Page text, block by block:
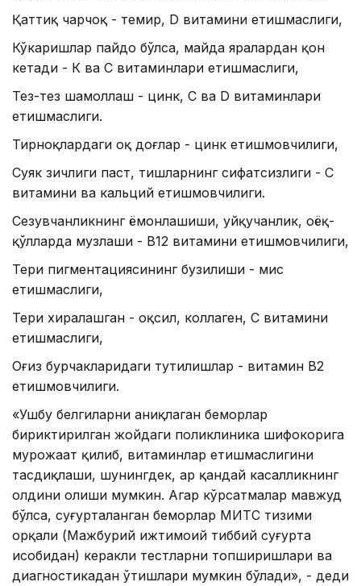
Қаттиқ чарчоқ - темир, D витамини етишмаслиги,
Кўкаришлар пайдо бўлса, майда яралардан қон
кетади - К ва C витаминлари етишмаслиги,
Тез-тез шамоллаш - цинк, C ва D витаминлари
етишмаслиги.
Тирноқлардаги оқ доғлар - цинк етишмовчилиги,
Суяк зичлиги паст, тишларнинг сифатсизлиги - С
витамини ва кальций етишмовчилиги.
Сезувчанликнинг ёмонлашиши, уйқучанлик, оёқ-
қўлларда музлаши - B12 витамини етишмовчилиги,
Тери пигментациясининг бузилиши - мис
етишмаслиги,
Тери хиралашган - оқсил, коллаген, С витамини
етишмаслиги,
Оғиз бурчакларидаги тутилишлар - витамин B2
етишмовчилиги.
«Ушбу белгиларни аниқлаган беморлар
бириктирилган жойдаги поликлиника шифокорига
мурожаат қилиб, витаминлар етишмаслигини
тасдиқлаши, шунингдек, ҳар қандай касалликнинг
олдини олиши мумкин. Агар кўрсатмалар мавжуд
бўлса, суғурталанган беморлар МИТС тизими
орқали (Мажбурий ижтимоий тиббий суғурта
ҳисобидан) керакли тестларни топширишлари ва
диагностикадан ўтишлари мумкин бўлади», - деди